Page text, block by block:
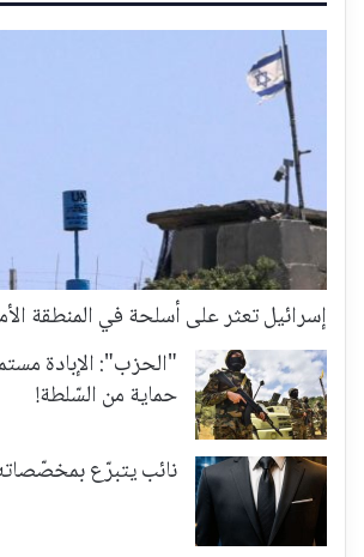
إسرائيل تعثر على أسلحة في المنطقة
"الحزب": الإبادة
حماية من السّلطة!
نائب يتبرّع